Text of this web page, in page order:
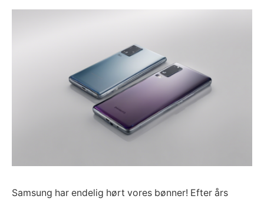
Samsung har endelig hørt vores bønner! Efter års